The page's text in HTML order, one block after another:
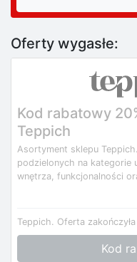
Oferty wygasłe:
Kod rabatowy
Teppich
Asortyment sklepu
podzielonych na kategorie
wnętrza, funkcjonalności
Teppich. Oferta
Kod